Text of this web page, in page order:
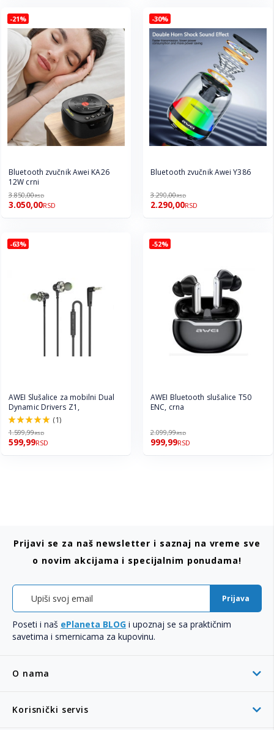
-21%
Bluetooth zvučnik Awei KA26
12W crni
3.850,00RSD
3.050,00RSD
-30%
Bluetooth zvučnik Awei Y386
3.290,00RSD
2.290,00RSD
-63%
AWEI Slušalice za mobilni Dual
Dynamic Drivers Z1,
100.0%
(1)
1.599,99RSD
599,99RSD
-52%
AWEI Bluetooth slušalice T50
ENC, crna
2.099,99RSD
999,99RSD
O nama
Korisnički servis
Prijavi se za naš newsletter i saznaj na vreme sve
o novim akcijama i specijalnim ponudama!
Prijava
Poseti i naš ePlaneta BLOG i upoznaj se sa praktičnim
savetima i smernicama za kupovinu.